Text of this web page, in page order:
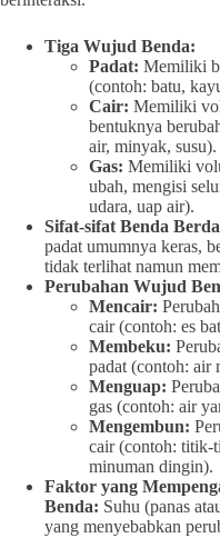
Tiga Wujud Benda:
Padat: Memiliki
(contoh: batu,
Cair: Memiliki
bentuknya
air, minyak, susu).
Gas: Memiliki
ubah, mengisi
udara, uap air).
Sifat-sifat Benda
padat umumnya keras,
tidak terlihat namun
Perubahan Wujud
Mencair:
cair (contoh: es
Membeku:
padat (contoh: air
Menguap:
gas (contoh: air
Mengembun:
cair (contoh: titik-
minuman dingin).
Faktor yang
Benda: Suhu (panas
yang menyebabkan